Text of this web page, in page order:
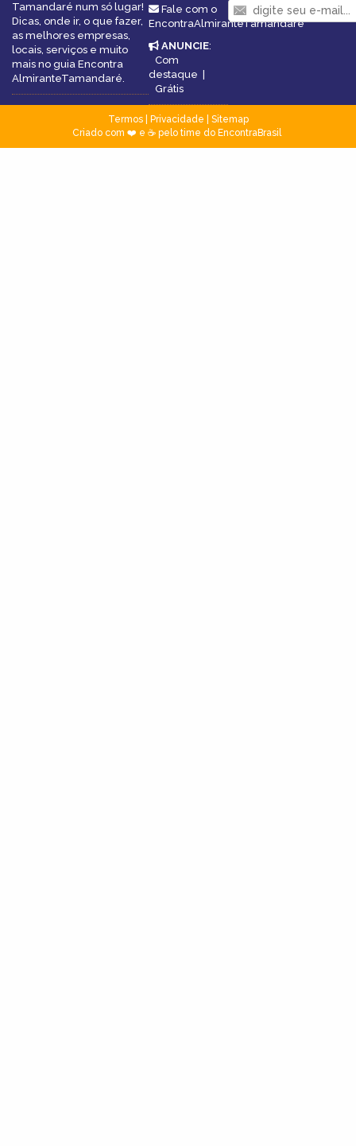
Tamandaré num só lugar!
Dicas, onde ir, o que fazer,
as melhores empresas,
locais, serviços e muito
mais no guia Encontra
AlmiranteTamandaré.
Fale com o
EncontraAlmiranteTamandaré
ANUNCIE:
Com
destaque
Grátis
Termos| Privacidade
Sitemap
Criado com ❤️ e ☕ pelo time do EncontraBrasil